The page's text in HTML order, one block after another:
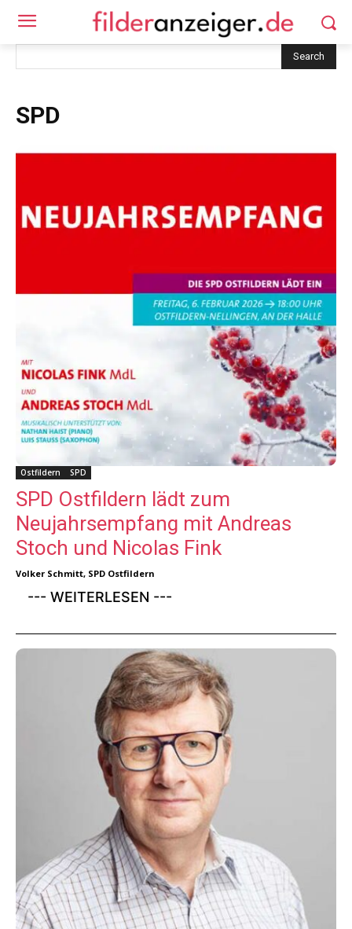
Search
SPD
Ostfildern SPD
SPD Ostfildern lädt zum
Neujahrsempfang mit Andreas
Stoch und Nicolas Fink
Volker Schmitt, SPD Ostfildern
--- WEITERLESEN ---